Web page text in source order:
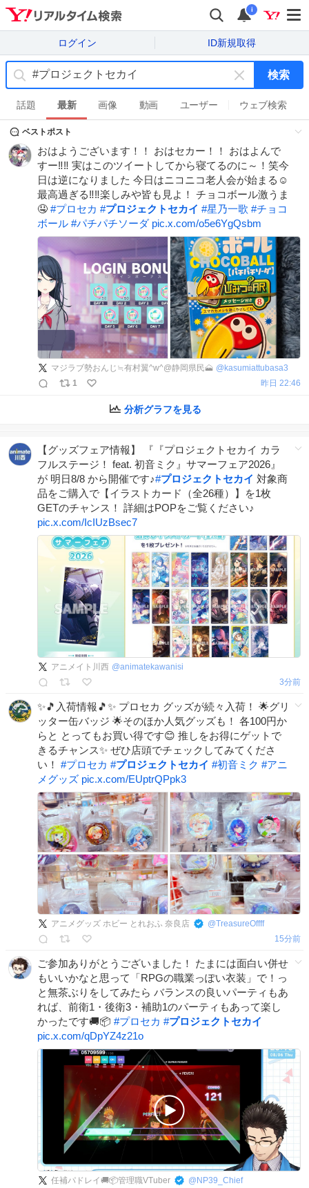
i
ログイン ID新規取得
キ
ー
ワ
ド
を
消
す
検索
話題 最新 画像 動画 ユーザー ウェブ検索
ベストポスト
おはようございます！！ おはセカー！！ おはよんで
すー‼️‼️ 実はこのツイートしてから寝てるのに～！笑今
日は逆になりました 今日はニコニコ老人会が始まる☺️
最高過ぎる‼️‼️楽しみや皆も見よ！ チョコボール激うま
🤤 #プロセカ #プロジェクトセカイ #星乃一歌 #チョコ
ボール #パチパチソーダ pic.x.com/o5e6YgQsbm
マジラブ勢おんじ≒有村翼^w^@静岡県民🗻 @ kasumiattubasa3
1
昨日 22:46
分析グラフを見る
【グッズフェア情報】 『『プロジェクトセカイ カラ
フルステージ！ feat. 初音ミク』サマーフェア2026』
が 明日8/8 から開催です♪#プロジェクトセカイ 対象商
品をご購入で【イラストカード（全26種）】を1枚
GETのチャンス！ 詳細はPOPをご覧ください♪
pic.x.com/IcIUzBsec7
アニメイト川西 @animatekawanisi
3分前
✨🎵入荷情報🎵✨ プロセカ グッズが続々入荷！ 🌟グリ
ッター缶バッジ 🌟そのほか人気グッズも！ 各100円か
らと とってもお買い得です😊 推しをお得にゲットで
きるチャンス✨ ぜひ店頭でチェックしてみてくださ
い！ #プロセカ #プロジェクトセカイ #初音ミク #アニ
メグッズ pic.x.com/EUptrQPpk3
アニメグッズ ホビー とれおふ 奈良店 @TreasureOffff
15分前
ご参加ありがとうございました！ たまには面白い併せ
もいいかなと思って「RPGの職業っぽい衣装」で！っ
と無茶ぶりをしてみたら バランスの良いパーティもあ
れば、前衛1・後衛3・補助1のパーティもあって楽し
かったです🚚📦 #プロセカ #プロジェクトセカイ
pic.x.com/qDpYZ4z21o
任補パドレイ🚚📦管理職VTuber @ NP39_Chief